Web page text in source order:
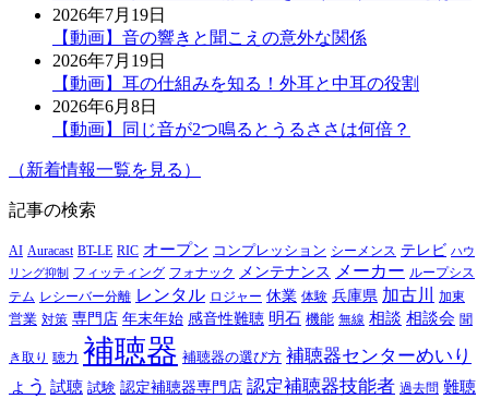
2026年7月19日
【動画】音の響きと聞こえの意外な関係
2026年7月19日
【動画】耳の仕組みを知る！外耳と中耳の役割
2026年6月8日
【動画】同じ音が2つ鳴るとうるささは何倍？
（新着情報一覧を見る）
記事の検索
AI Auracast BT-LE RIC オープン コンプレッション シーメンス テレビ ハウ
リング抑制
フィッティング フォナック メンテナンス メーカー ループシス
テム レシーバー分離 レンタル ロジャー 休業 体験 兵庫県 加古川 加東
営業 対策 専門店 年末年始 感音性難聴 明石 機能 無線 相談 相談会 聞
き取り 聴力 補聴器 補聴器の選び方 補聴器センターめいり
ょう 試聴 試験 認定補聴器専門店 認定補聴器技能者 過去問 難聴